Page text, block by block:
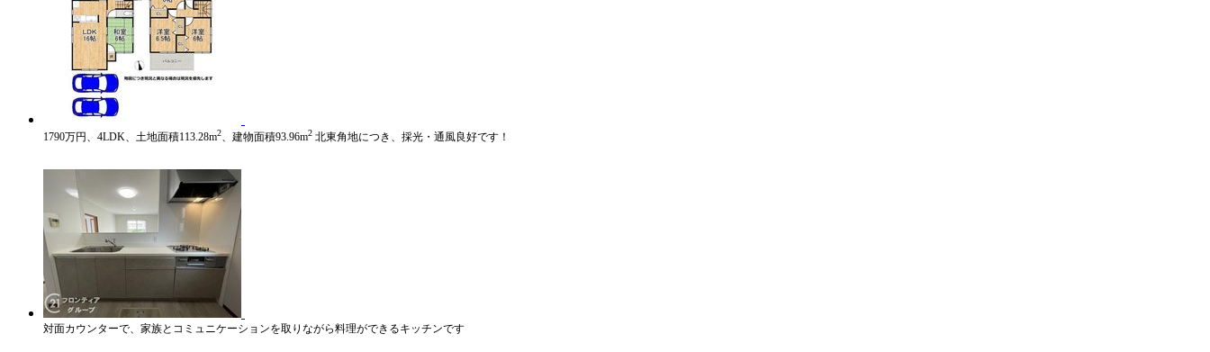
1790万円、4LDK、土地面積113.28m2 、建物面積93.96m2 北東角地につき、採光・通風良好です！
対面カウンターで、家族とコミュニケーションを取りながら料理ができるキッチンです